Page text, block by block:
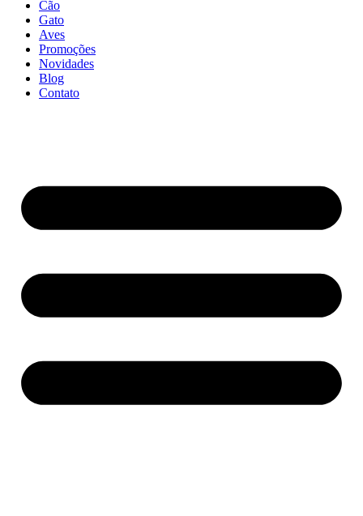
Cão
Gato
Aves
Promoções
Novidades
Blog
Contato